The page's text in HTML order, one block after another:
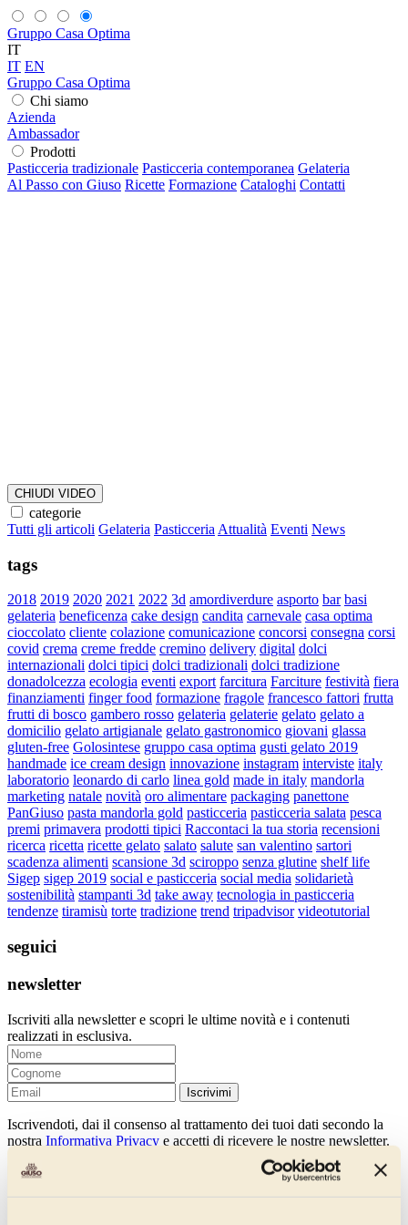
Gruppo Casa Optima
IT
IT EN
Gruppo Casa Optima
Chi siamo
Azienda
Ambassador
Prodotti
Pasticceria tradizionale Pasticceria contemporanea Gelateria
Al Passo con Giuso Ricette Formazione Cataloghi Contatti
CHIUDI VIDEO
categorie
Tutti gli articoli Gelateria Pasticceria Attualità Eventi News
tags
2018 2019 2020 2021 2022 3d amordiverdure asporto bar basi
gelateria beneficenza cake design candita carnevale casa optima
cioccolato cliente colazione comunicazione concorsi consegna corsi
covid crema creme fredde cremino delivery digital dolci
internazionali dolci tipici dolci tradizionali dolci tradizione
donadolcezza ecologia eventi export farcitura Farciture festività fiera
finanziamenti finger food formazione fragole francesco fattori frutta
frutti di bosco gambero rosso gelateria gelaterie gelato gelato a
domicilio gelato artigianale gelato gastronomico giovani glassa
gluten-free Golosintese gruppo casa optima gusti gelato 2019
handmade ice cream design innovazione instagram interviste italy
laboratorio leonardo di carlo linea gold made in italy mandorla
marketing natale novità oro alimentare packaging panettone
PanGiuso pasta mandorla gold pasticceria pasticceria salata pesca
premi primavera prodotti tipici Raccontaci la tua storia recensioni
ricerca ricetta ricette gelato salato salute san valentino sartori
scadenza alimenti scansione 3d sciroppo senza glutine shelf life
Sigep sigep 2019 social e pasticceria social media solidarietà
sostenibilità stampanti 3d take away tecnologia in pasticceria
tendenze tiramisù torte tradizione trend tripadvisor videotutorial
seguici
newsletter
Iscriviti alla newsletter e scopri le ultime novità e i contenuti
realizzati in esclusiva.
Iscrivimi
Iscrivendoti, dai il consenso al trattamento dei tuoi dati secondo la
nostra Informativa Privacy e accetti di ricevere le nostre newsletter.